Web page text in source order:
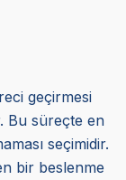
geçirmesi
Bu süreçte en
seçimidir.
bir beslenme